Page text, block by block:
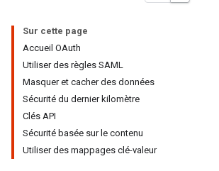
Sur cette page
Accueil OAuth
Utiliser des règles SAML
Masquer et cacher des données
Sécurité du dernier kilomètre
Clés API
Sécurité basée sur le contenu
Utiliser des mappages clé-valeur